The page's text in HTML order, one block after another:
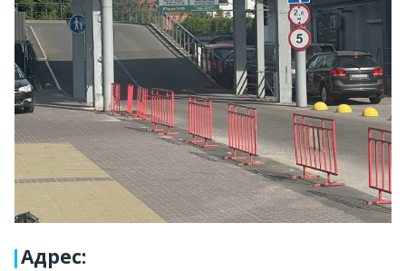
Адрес: